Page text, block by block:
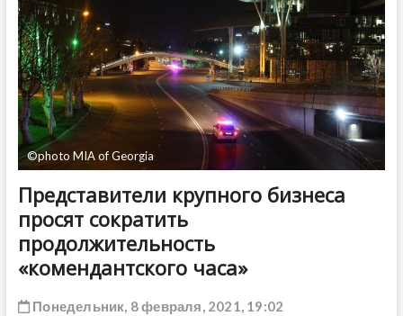
©photo MIA of Georgia
Представители крупного бизнеса
просят сократить
продолжительность
«комендантского часа»
Понедельник, 8 февраля, 2021, 19:02